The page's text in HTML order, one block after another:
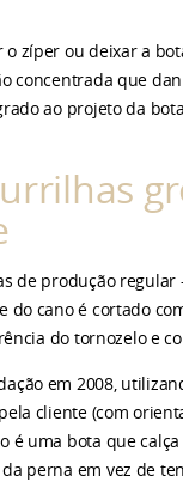
zíper ou deixar a
concentrada que
ao projeto da
de produção
cano é cortado
do tornozelo e
em 2008,
cliente (com
é uma bota que
perna em vez de